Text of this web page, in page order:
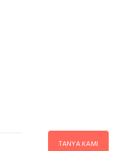
TANYA KAMI